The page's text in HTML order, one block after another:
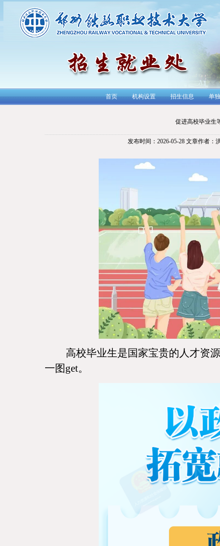
首页 机构设置 招生信息 单
促进高校毕业生
发布时间：2026-05-28 文章作者：
高校毕业生是国家宝贵的人才资
一图get。